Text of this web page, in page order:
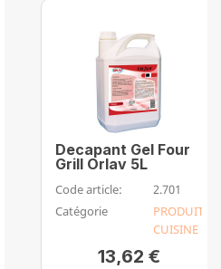
Decapant Gel Four
Grill Orlav 5L
Code article:
2.701
Catégorie
PRODUIT
CUISINE
13,62 €